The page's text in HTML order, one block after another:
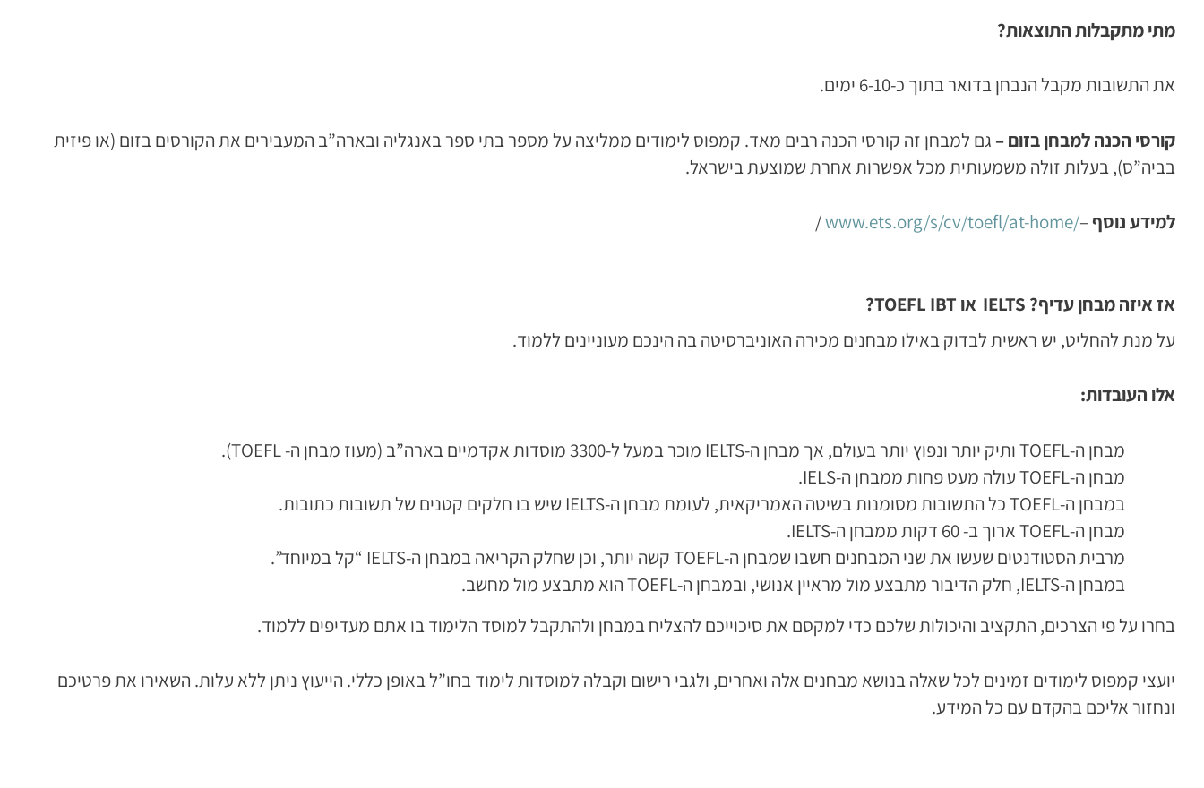
מתי מתקבלות התוצאות?
את התשובות מקבל הנבחן בדואר בתוך כ-6-10 ימים.
קורסי הכנה למבחן בזום – גם למבחן זה קורסי הכנה רבים מאד. קמפוס לימודים ממליצה על מספר בתי ספר באנגליה ובארה”ב המעבירים את הקורסים בזום (או פיזית
בביה”ס), בעלות זולה משמעותית מכל אפשרות אחרת שמוצעת בישראל.
למידע נוסף–
/www.ets.org/s/cv/toefl/at-home
/
אז איזה מבחן עדיף? IELTS או TOEFL IBT
?
על מנת להחליט, יש ראשית לבדוק באילו מבחנים מכירה האוניברסיטה בה הינכם מעוניינים ללמוד.
אלו העובדות:
מבחן ה-TOEFL ותיק יותר ונפוץ יותר בעולם, אך מבחן ה-IELTS מוכר במעל ל-3300 מוסדות אקדמיים בארה”ב (מעוז מבחן ה- TOEFL).
מבחן ה-TOEFL עולה מעט פחות ממבחן ה-IELS.
במבחן ה-TOEFL כל התשובות מסומנות בשיטה האמריקאית, לעומת מבחן ה-IELTS שיש בו חלקים קטנים של תשובות כתובות.
מבחן ה-TOEFL ארוך ב- 60 דקות ממבחן ה-IELTS.
מרבית הסטודנטים שעשו את שני המבחנים חשבו שמבחן ה-TOEFL קשה יותר, וכן שחלק הקריאה במבחן ה-IELTS “קל במיוחד”.
במבחן ה-IELTS, חלק הדיבור מתבצע מול מראיין אנושי, ובמבחן ה-TOEFL הוא מתבצע מול מחשב.
בחרו על פי הצרכים, התקציב והיכולות שלכם כדי למקסם את סיכוייכם להצליח במבחן ולהתקבל למוסד הלימוד בו אתם מעדיפים ללמוד.
יועצי קמפוס לימודים זמינים לכל שאלה בנושא מבחנים אלה ואחרים, ולגבי רישום וקבלה למוסדות לימוד בחו”ל באופן כללי. הייעוץ ניתן ללא עלות. השאירו את פרטיכם
ונחזור אליכם בהקדם עם כל המידע.